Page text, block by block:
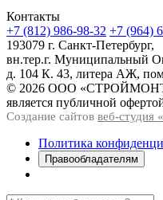
Контакты
+7 (812) 986-98-32 +7 (964)
193079 г. Санкт-Петербург,
вн.тер.г. Муниципальный
д. 104 К. 43, литера АЖ,
© 2026 ООО
является публичной
Создание сайтов веб-студия
Политика
Правообладателям